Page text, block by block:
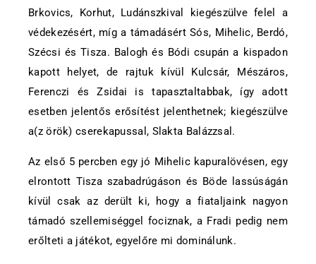
Brkovics, Korhut, Ludánszkival kiegészülve felel a
védekezésért, míg a támadásért Sós, Mihelic, Berdó,
Szécsi és Tisza. Balogh és Bódi csupán a kispadon
kapott helyet, de rajtuk kívül Kulcsár, Mészáros,
Ferenczi és Zsidai is tapasztaltabbak, így adott
esetben jelentős erősítést jelenthetnek; kiegészülve
a(z örök) cserekapussal, Slakta Balázzsal.
Az első 5 percben egy jó Mihelic kapuralövésen, egy
elrontott Tisza szabadrúgáson és Böde lassúságán
kívül csak az derült ki, hogy a fiataljaink nagyon
támadó szellemiséggel fociznak, a Fradi pedig nem
erőlteti a játékot, egyelőre mi dominálunk.